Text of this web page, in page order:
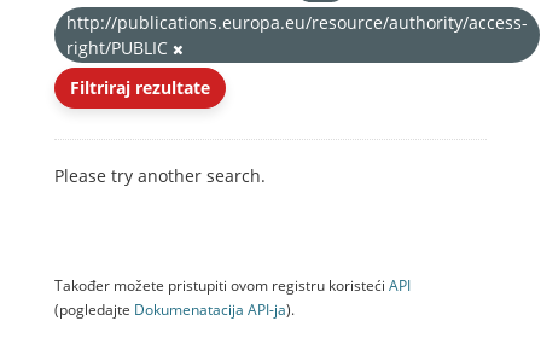
http://publications.europa.eu/resource/authority/access-
right/PUBLIC
Filtriraj rezultate
Please try another search.
Također možete pristupiti ovom registru koristeći API
(pogledajte Dokumenаtаcijа API-jа).